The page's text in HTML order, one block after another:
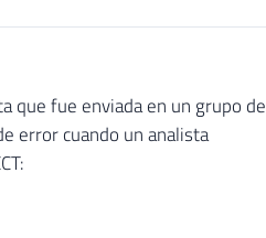
que fue enviada en un grupo de
error cuando un analista